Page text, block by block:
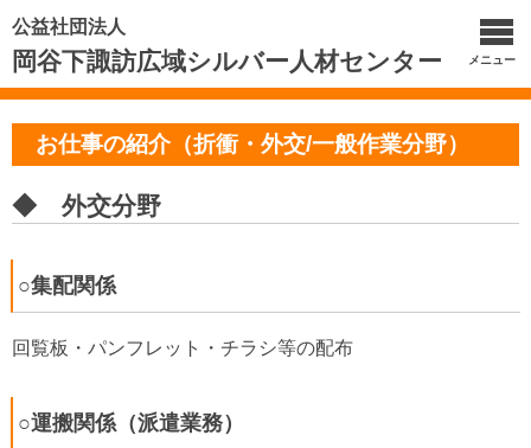
公益社団法人
岡谷下諏訪広域シルバー人材センター メニュー
お仕事の紹介（折衝・外交/一般作業分野）
◆ 外交分野
○集配関係
回覧板・パンフレット・チラシ等の配布
○運搬関係（派遣業務）